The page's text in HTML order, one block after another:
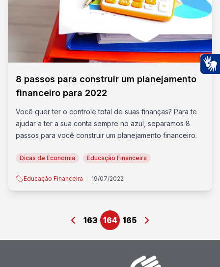
8 passos para construir um planejamento
financeiro para 2022
Você quer ter o controle total de suas finanças? Para te
ajudar a ter a sua conta sempre no azul, separamos 8
passos para você construir um planejamento financeiro.
Dicas de Economia Educação Financeira
Educação Financeira 19/07/2022
163 164 165